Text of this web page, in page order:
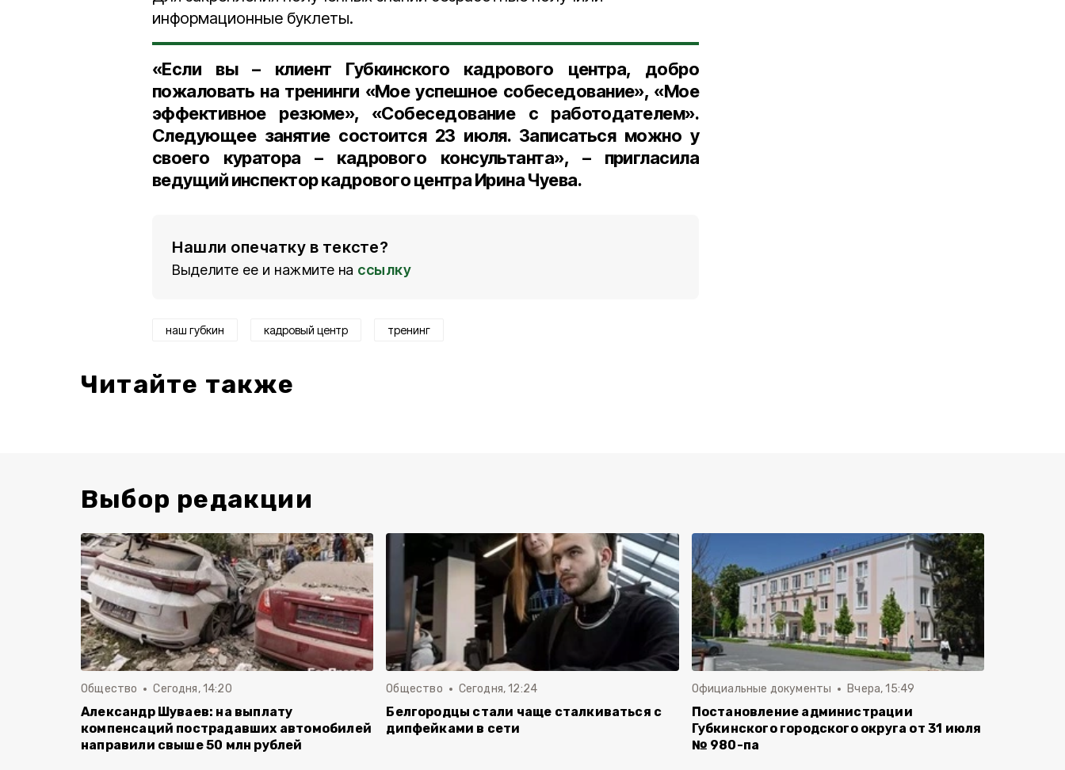
информационные буклеты.
«Если вы – клиент Губкинского кадрового центра, добро
пожаловать на тренинги «Мое успешное собеседование», «Мое
эффективное резюме», «Собеседование с работодателем».
Следующее занятие состоится 23 июля. Записаться можно у
своего куратора – кадрового консультанта», – пригласила
ведущий инспектор кадрового центра Ирина Чуева.
Нашли опечатку в тексте?
Выделите ее и нажмите на ссылку
наш губкин кадровый центр тренинг
Читайте также
Выбор редакции
Общество Сегодня, 14:20
Александр Шуваев: на выплату
компенсаций пострадавших автомобилей
направили свыше 50 млн рублей
Общество Сегодня, 12:24
Белгородцы стали чаще сталкиваться с
дипфейками в сети
Официальные документы Вчера, 15:49
Постановление администрации
Губкинского городского округа от 31 июля
№ 980-па